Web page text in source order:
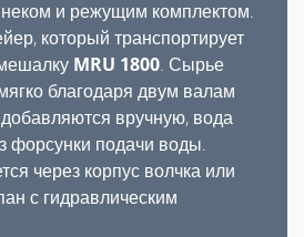
и режущим комплектом.
который транспортирует
MRU 1800. Сырье
благодаря двум валам
вручную, вода
форсунки подачи воды.
через корпус волчка или
с гидравлическим